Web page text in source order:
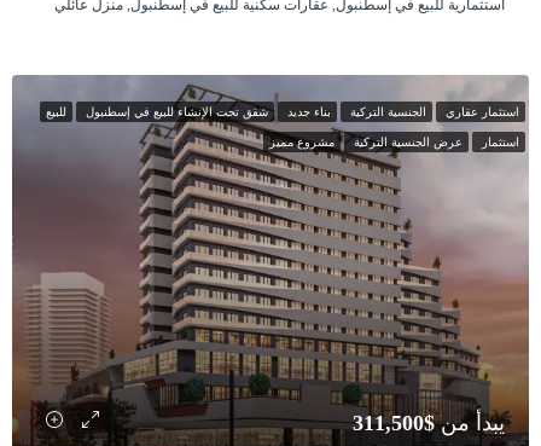
استثمارية للبيع في إسطنبول, عقارات سكنية للبيع في إسطنبول, منزل عائلي
استثمار عقاري الجنسية التركية بناء جديد شقق تحت الإنشاء للبيع في إسطنبول للبيع
استثمار عرض الجنسية التركية مشروع مميز
يبدأ من$311,500